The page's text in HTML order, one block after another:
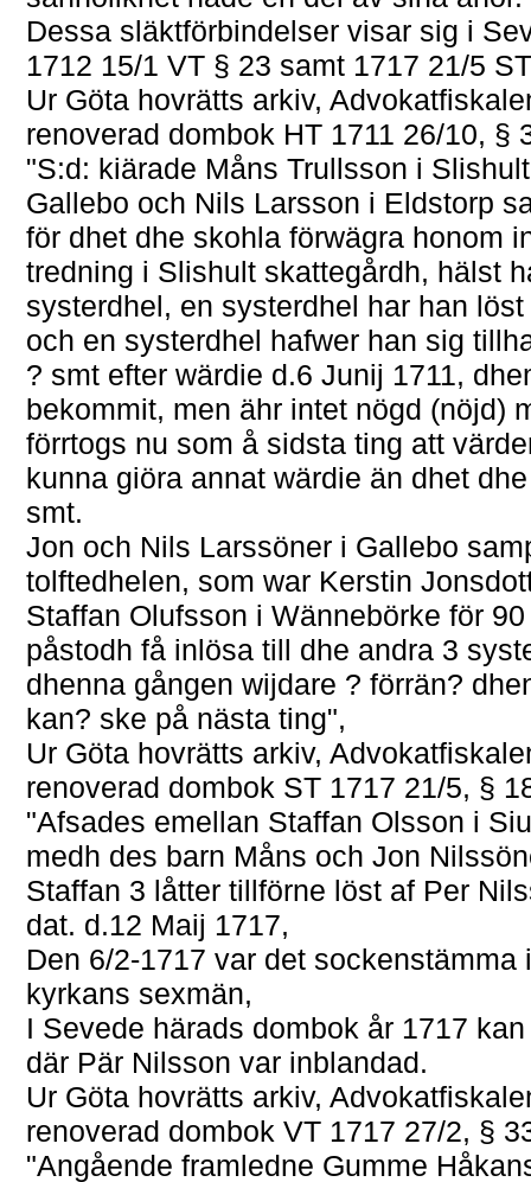
Dessa släktförbindelser visar sig i
1712 15/1 VT § 23 samt 1717 21/5
Ur Göta hovrätts arkiv,
renoverad dombok HT 1711 26/10, §
"S:d: kiärade Måns Trullsson i
Gallebo och Nils Larsson i Eldstorp
för dhet dhe skohla förwägra honom
tredning i Slishult skattegårdh, hälst
systerdhel, en systerdhel har han
och en systerdhel hafwer han sig
? smt efter wärdie d.6 Junij 1711,
bekommit, men ähr intet nögd (nöjd)
förrtogs nu som å sidsta ting att
kunna giöra annat wärdie än dhet
smt.
Jon och Nils Larssöner i Gallebo
tolftedhelen, som war Kerstin
Staffan Olufsson i Wännebörke för
påstodh få inlösa till dhe andra 3
dhenna gången wijdare ? förrän?
kan? ske på nästa ting",
Ur Göta hovrätts arkiv,
renoverad dombok ST 1717 21/5, §
"Afsades emellan Staffan Olsson i
medh des barn Måns och Jon
Staffan 3 låtter tillförne löst af Per
dat. d.12 Maij 1717,
Den 6/2-1717 var det
kyrkans sexmän,
I Sevede härads dombok år 1717
där Pär Nilsson var inblandad.
Ur Göta hovrätts arkiv,
renoverad dombok VT 1717 27/2, §
"Angående framledne Gumme